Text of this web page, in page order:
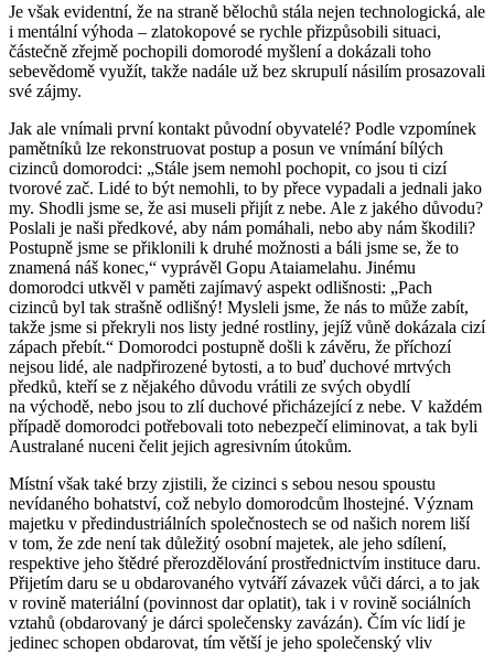
Je však evidentní, že na straně bělochů stála nejen technologická, ale
i mentální výhoda – zlatokopové se rychle přizpůsobili situaci,
částečně zřejmě pochopili domorodé myšlení a dokázali toho
sebevědomě využít, takže nadále už bez skrupulí násilím prosazovali
své zájmy.
Jak ale vnímali první kontakt původní obyvatelé? Podle vzpomínek
pamětníků lze rekonstruovat postup a posun ve vnímání bílých
cizinců domorodci: „Stále jsem nemohl pochopit, co jsou ti cizí
tvorové zač. Lidé to být nemohli, to by přece vypadali a jednali jako
my. Shodli jsme se, že asi museli přijít z nebe. Ale z jakého důvodu?
Poslali je naši předkové, aby nám pomáhali, nebo aby nám škodili?
Postupně jsme se přiklonili k druhé možnosti a báli jsme se, že to
znamená náš konec,“ vyprávěl Gopu Ataiamelahu. Jinému
domorodci utkvěl v paměti zajímavý aspekt odlišnosti: „Pach
cizinců byl tak strašně odlišný! Mysleli jsme, že nás to může zabít,
takže jsme si překryli nos listy jedné rostliny, jejíž vůně dokázala cizí
zápach přebít.“ Domorodci postupně došli k závěru, že příchozí
nejsou lidé, ale nadpřirozené bytosti, a to buď duchové mrtvých
předků, kteří se z nějakého důvodu vrátili ze svých obydlí
na východě, nebo jsou to zlí duchové přicházející z nebe. V každém
případě domorodci potřebovali toto nebezpečí eliminovat, a tak byli
Australané nuceni čelit jejich agresivním útokům.
Místní však také brzy zjistili, že cizinci s sebou nesou spoustu
nevídaného bohatství, což nebylo domorodcům lhostejné. Význam
majetku v předindustriálních společnostech se od našich norem liší
v tom, že zde není tak důležitý osobní majetek, ale jeho sdílení,
respektive jeho štědré přerozdělování prostřednictvím instituce daru.
Přijetím daru se u obdarovaného vytváří závazek vůči dárci, a to jak
v rovině materiální (povinnost dar oplatit), tak i v rovině sociálních
vztahů (obdarovaný je dárci společensky zavázán). Čím víc lidí je
jedinec schopen obdarovat, tím větší je jeho společenský vliv